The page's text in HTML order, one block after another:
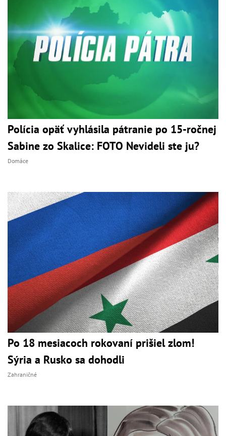
Polícia opäť vyhlásila pátranie po 15-ročnej
Sabine zo Skalice: FOTO Nevideli ste ju?
Domáce
Po 18 mesiacoch rokovaní prišiel zlom!
Sýria a Rusko sa dohodli
Zahraničné